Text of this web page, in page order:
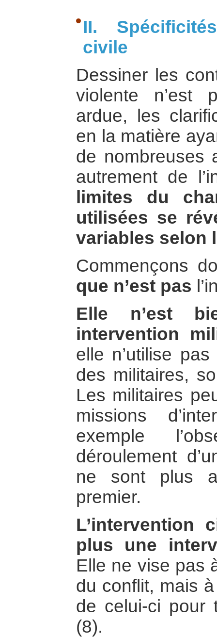
II.
civile
Dessiner les
violente n’est
ardue, les
en la matière
de nombreuses
autrement de
limites du
utilisées se
variables selon
Commençons
que n’est pas
Elle n’est
intervention
elle n’utilise
des militaires,
Les militaires
missions
exemple
déroulement
ne sont plus
premier.
L’intervention
plus une
Elle ne vise pas
du conflit, mais
de celui-ci pour
(8).